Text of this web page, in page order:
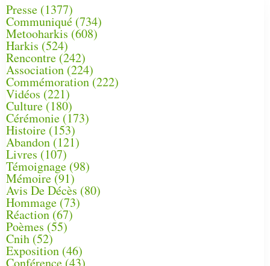
Presse (1377)
Communiqué (734)
Metooharkis (608)
Harkis (524)
Rencontre (242)
Association (224)
Commémoration(222)
Vidéos (221)
Culture(180)
Cérémonie (173)
Histoire (153)
Abandon(121)
Livres (107)
Témoignage (98)
Mémoire (91)
Avis De Décès (80)
Hommage (73)
Réaction(67)
Poèmes (55)
Cnih (52)
Exposition (46)
Conférence(43)